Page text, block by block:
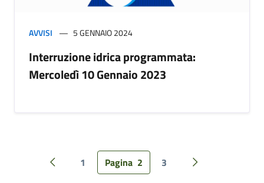
AVVISI 5 GENNAIO 2024
Interruzione idrica programmata:
Mercoledì 10 Gennaio 2023
Pagina precedente
1 Pagina 2 3 Pagina